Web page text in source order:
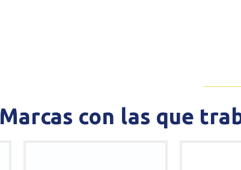
Marcas con las que